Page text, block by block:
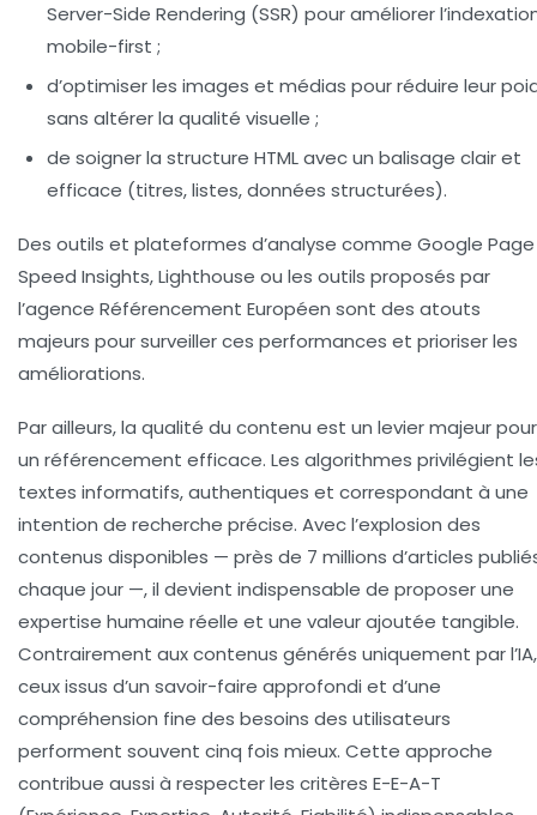
Server-Side Rendering (SSR) pour améliorer
mobile-first ;
d’optimiser les images et médias pour réduire leur
sans altérer la qualité visuelle ;
de soigner la structure HTML avec un balisage clair et
efficace (titres, listes, données structurées).
Des outils et plateformes d’analyse comme Google Page
Speed Insights, Lighthouse ou les outils proposés par
l’agence Référencement Européen sont des atouts
majeurs pour surveiller ces performances et prioriser les
améliorations.
Par ailleurs, la qualité du contenu est un levier majeur pour
un référencement efficace. Les algorithmes privilégient
textes informatifs, authentiques et correspondant à une
intention de recherche précise. Avec l’explosion des
contenus disponibles — près de 7 millions d’articles
chaque jour —, il devient indispensable de proposer une
expertise humaine réelle et une valeur ajoutée tangible.
Contrairement aux contenus générés uniquement par l’IA,
ceux issus d’un savoir-faire approfondi et d’une
compréhension fine des besoins des utilisateurs
performent souvent cinq fois mieux. Cette approche
contribue aussi à respecter les critères E-E-A-T